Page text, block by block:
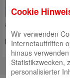
an fest
Mehr lesen
Cookie
Wir verwenden
Internetauftritten
hinaus
Statistikzwecken,
personalisierter